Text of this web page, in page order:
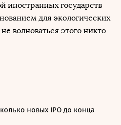
иностранных государств
для экологических
волноваться этого никто
новых IPO до конца